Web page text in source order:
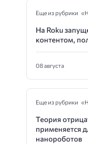
Еще из рубрики
На Roku
контентом,
08 августа
Еще из рубрики
Теория
применяется
нанороботов